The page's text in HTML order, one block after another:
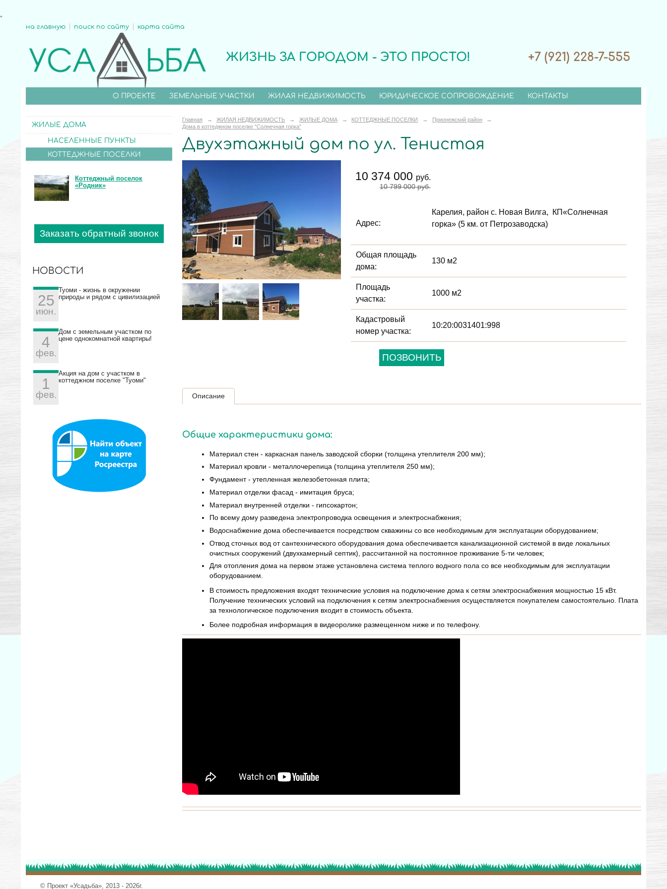
"
на главную поиск по сайту карта сайта
ЖИЗНЬ ЗА ГОРОДОМ - ЭТО ПРОСТО! +7 (921) 228-7-555
О ПРОЕКТЕ ЗЕМЕЛЬНЫЕ УЧАСТКИ ЖИЛАЯ НЕДВИЖИМОСТЬ ЮРИДИЧЕСКОЕ СОПРОВОЖДЕНИЕ КОНТАКТЫ
ЖИЛЫЕ ДОМА
НАСЕЛЕННЫЕ ПУНКТЫ
КОТТЕДЖНЫЕ ПОСЕЛКИ
Коттеджный поселок
«Родник»
Заказать обратный звонок
НОВОСТИ
25
июн.
Туоми - жизнь в окружении
природы и рядом с цивилизацией
4
фев.
Дом с земельным участком по
цене однокомнатной квартиры!
1
фев.
Акция на дом с участком в
коттеджном поселке "Туоми"
Главная → ЖИЛАЯ НЕДВИЖИМОСТЬ → ЖИЛЫЕ ДОМА → КОТТЕДЖНЫЕ ПОСЕЛКИ → Прионежский район
→
Дома в коттеджном поселке "Солнечная горка"
Двухэтажный дом по ул. Тенистая
10 374 000 руб.
10 799 000руб.
Адрес:
Карелия, район с. Новая Вилга, КП«Солнечная
горка» (5 км. от Петрозаводска)
Общая площадь
дома:
130 м2
Площадь
участка:
1000 м2
Кадастровый
номер участка:
10:20:0031401:998
ПОЗВОНИТЬ
Описание
Общие характеристики дома:
Материал стен - каркасная панель заводской сборки (толщина утеплителя 200 мм);
Материал кровли - металлочерепица (толщина утеплителя 250 мм);
Фундамент - утепленная железобетонная плита;
Материал отделки фасад - имитация бруса;
Материал внутренней отделки - гипсокартон;
По всему дому разведена электропроводка освещения и электроснабжения;
Водоснабжение дома обеспечивается посредством скважины со все необходимым для эксплуатации оборудованием;
Отвод сточных вод от сантехнического оборудования дома обеспечивается канализационной системой в виде локальных
очистных сооружений (двухкамерный септик), рассчитанной на постоянное проживание 5-ти человек;
Для отопления дома на первом этаже установлена система теплого водного пола со все необходимым для эксплуатации
оборудованием.
В стоимость предложения входят технические условия на подключение дома к сетям электроснабжения мощностью 15 кВт.
Получение технических условий на подключения к сетям электроснабжения осуществляется покупателем самостоятельно. Плата
за технологическое подключения входит в стоимость объекта.
Более подробная информация в видеоролике размещенном ниже и по телефону.
© Проект «Усадьба», 2013 - 2026г.